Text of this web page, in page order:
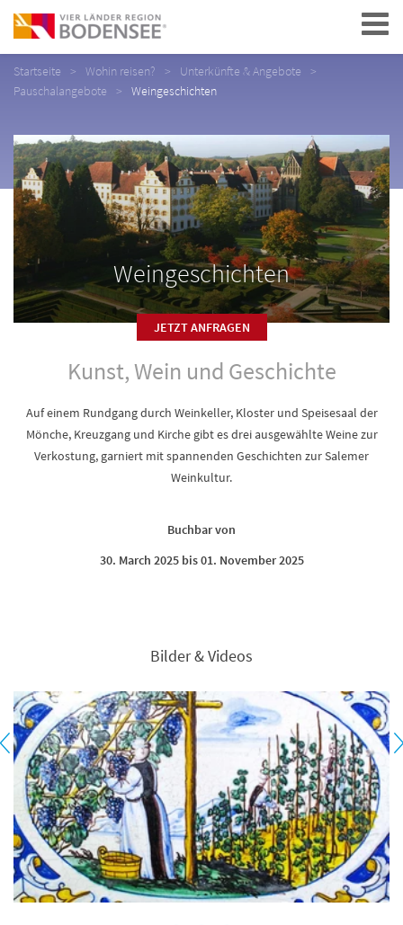
Navigation
Startseite Wohin reisen?
Unterkünfte & Angebote
Pauschalangebote
Weingeschichten
Weingeschichten
JETZT ANFRAGEN
Kunst, Wein und Geschichte
Auf einem Rundgang durch Weinkeller, Kloster und Speisesaal der
Mönche, Kreuzgang und Kirche gibt es drei ausgewählte Weine zur
Verkostung, garniert mit spannenden Geschichten zur Salemer
Weinkultur.
Buchbar von
30. March 2025 bis 01. November 2025
Bilder & Videos